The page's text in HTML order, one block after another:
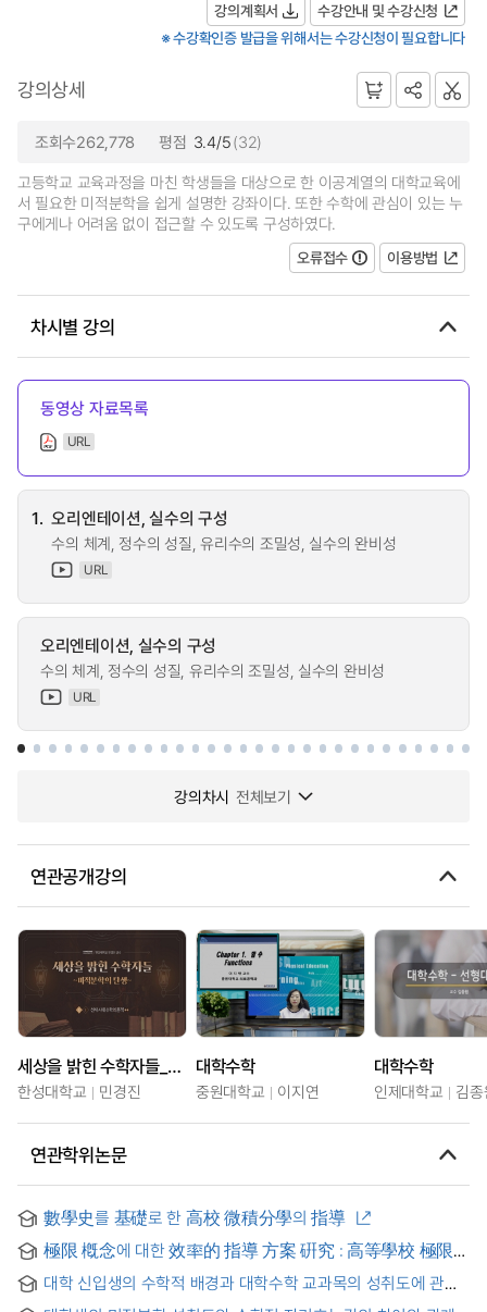
강의계획서
수강안내 및 수강신청
※ 수강확인증 발급을 위해서는 수강신청이 필요합니다
강의상세
조회수262,778 평점 3.4/5(32)
고등학교 교육과정을 마친 학생들을 대상으로 한 이공계열의 대학교육에
서 필요한 미적분학을 쉽게 설명한 강좌이다. 또한 수학에 관심이 있는 누
구에게나 어려움 없이 접근할 수 있도록 구성하였다.
오류접수
이용방법
차시별 강의
동영상 자료목록
URL
1. 오리엔테이션, 실수의 구성
수의 체계, 정수의 성질, 유리수의 조밀성, 실수의 완비성
URL
오리엔테이션, 실수의 구성
수의 체계, 정수의 성질, 유리수의 조밀성, 실수의 완비성
URL
강의차시 전체보기
연관공개강의
세상을 밝힌 수학자들_미적분학의 탄생
한성대학교 민경진
대학수학
중원대학교 이지연
대학수학
인제대학교 김
연관학위논문
數學史를 基礎로 한 高校 微積分學의 指導
極限 槪念에 대한 效率的 指導 方案 硏究 : 高等學校 極限
the Concept of Limit : A Focus on the Limit in High School
대학 신입생의 수학적 배경과 대학수학 교과목의 성취도에 관한